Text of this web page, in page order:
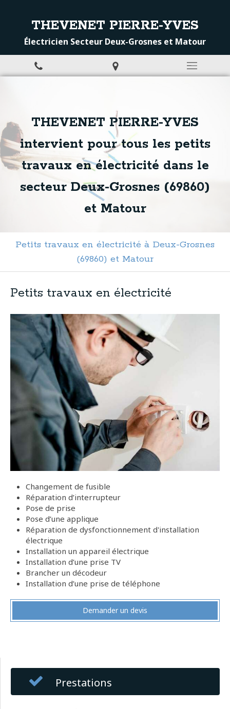
THEVENET PIERRE-YVES
Électricien Secteur Deux-Grosnes et Matour
THEVENET PIERRE-YVES
intervient pour tous les petits
travaux en électricité dans le
secteur Deux-Grosnes (69860)
et Matour
Petits travaux en électricité à Deux-Grosnes
(69860) et Matour
Petits travaux en électricité
Changement de fusible
Réparation d’interrupteur
Pose de prise
Pose d’une applique
Réparation de dysfonctionnement d'installation
électrique
Installation un appareil électrique
Installation d’une prise TV
Brancher un décodeur
Installation d’une prise de téléphone
Demander un devis
Prestations